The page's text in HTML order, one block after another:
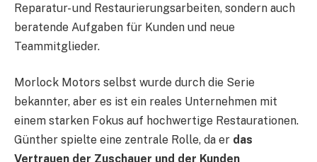
Reparatur- und Restaurierungsarbeiten, sondern auch
beratende Aufgaben für Kunden und neue
Teammitglieder.
Morlock Motors selbst wurde durch die Serie
bekannter, aber es ist ein reales Unternehmen mit
einem starken Fokus auf hochwertige Restaurationen.
Günther spielte eine zentrale Rolle, da er das
Vertrauen der Zuschauer und der Kunden